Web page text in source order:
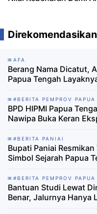
Direkomendasikan
AFA
Berang Nama Dicatut,
Papua Tengah
#BERITA PEMPROV PAPUA
BPD HIPMI Papua
Nawipa Buka Keran
#BERITA PANIAI
Bupati Paniai
Simbol Sejarah Papua
#BERITA PEMPROV PAPUA
Bantuan Studi Lewat
Benar, Jalurnya Hanya